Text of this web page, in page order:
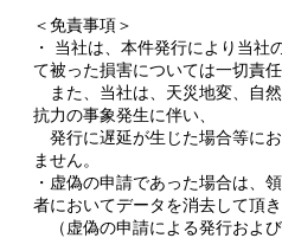
＜免責事項＞
・ 当社は、本件発行により当社
て被った損害については一切責任
また、当社は、天災地変、自
抗力の事象発生に伴い、
発行に遅延が生じた場合等に
ません。
・虚偽の申請であった場合は、
者においてデータを消去して頂き
（虚偽の申請による発行およ